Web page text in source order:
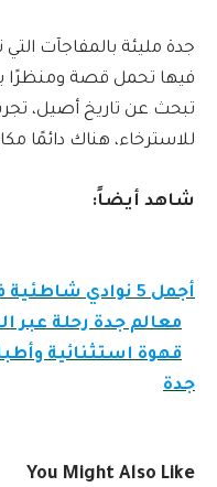
جدة مليئة بالمفاجآت
فيها تحمل قصة
تبحث عن تاريخ أصيل،
للاسترخاء، هناك دائمًا
شاهد أيضاً:
أجمل 5 نوادي شاطئية في جدة
معالم جدة رحلة عبر
قهوة استثنائية
جدة
You Might Also Like